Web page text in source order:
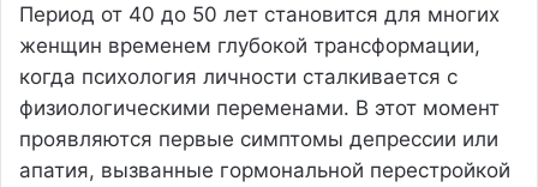
Период от 40 до 50 лет становится для многих
женщин временем глубокой трансформации,
когда психология личности сталкивается с
физиологическими переменами. В этот момент
проявляются первые симптомы депрессии или
апатия, вызванные гормональной перестройкой